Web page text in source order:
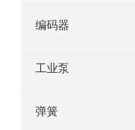
编码器
工业泵
弹簧